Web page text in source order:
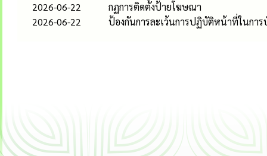
2026-06-22
กฏการติดตั้งป้ายโฆษณา
2026-06-22
ป้องกันการละเว้นการปฏิบัติหน้าที่ในกา